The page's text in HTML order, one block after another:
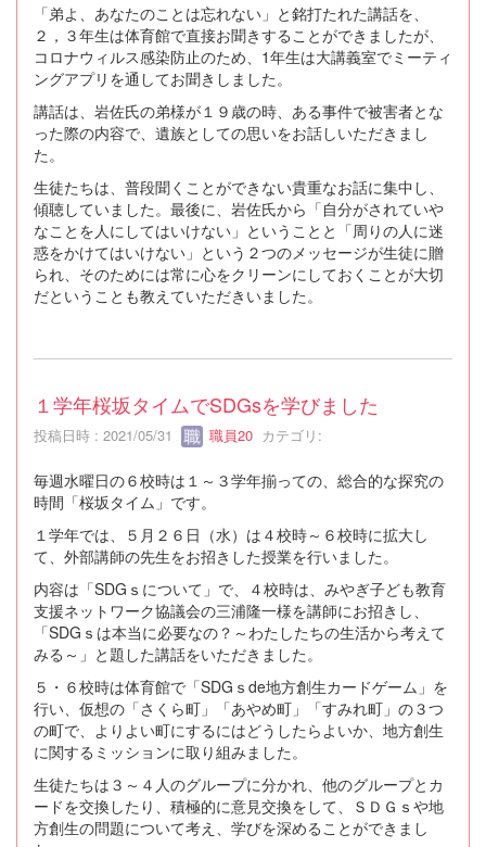
「弟よ、あなたのことは忘れない」と銘打たれた講話を、
２，３年生は体育館で直接お聞きすることができましたが、
コロナウィルス感染防止のため、1年生は大講義室でミーティ
ングアプリを通してお聞きしました。
講話は、岩佐氏の弟様が１９歳の時、ある事件で被害者とな
った際の内容で、遺族としての思いをお話しいただきまし
た。
生徒たちは、普段聞くことができない貴重なお話に集中し、
傾聴していました。最後に、岩佐氏から「自分がされていや
なことを人にしてはいけない」ということと「周りの人に迷
惑をかけてはいけない」という２つのメッセージが生徒に贈
られ、そのためには常に心をクリーンにしておくことが大切
だということも教えていただきいました。
１学年桜坂タイムでSDGsを学びました
投稿日時 : 2021/05/31 職員20 カテゴリ:
毎週水曜日の６校時は１～３学年揃っての、総合的な探究の
時間「桜坂タイム」です。
１学年では、５月２６日（水）は４校時～６校時に拡大し
て、外部講師の先生をお招きした授業を行いました。
内容は「SDGｓについて」で、４校時は、みやぎ子ども教育
支援ネットワーク協議会の三浦隆一様を講師にお招きし、
「SDGｓは本当に必要なの？～わたしたちの生活から考えて
みる～」と題した講話をいただきました。
５・６校時は体育館で「SDGｓde地方創生カードゲーム」を
行い、仮想の「さくら町」「あやめ町」「すみれ町」の３つ
の町で、よりよい町にするにはどうしたらよいか、地方創生
に関するミッションに取り組みました。
生徒たちは３～４人のグループに分かれ、他のグループとカ
ードを交換したり、積極的に意見交換をして、ＳＤＧｓや地
方創生の問題について考え、学びを深めることができまし